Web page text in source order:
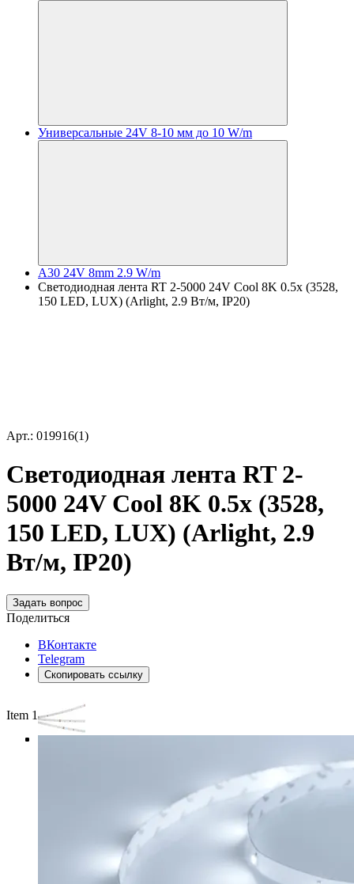
Универсальные 24V 8-10 мм до 10 W/m
A30 24V 8mm 2.9 W/m
Светодиодная лента RT 2-5000 24V Cool 8K 0.5x (3528,
150 LED, LUX) (Arlight, 2.9 Вт/м, IP20)
Арт.: 019916(1)
Светодиодная лента RT 2-
5000 24V Cool 8K 0.5x (3528,
150 LED, LUX) (Arlight, 2.9
Вт/м, IP20)
Задать вопрос
Поделиться
ВКонтакте
Telegram
Скопировать ссылку
Item 1 of 4